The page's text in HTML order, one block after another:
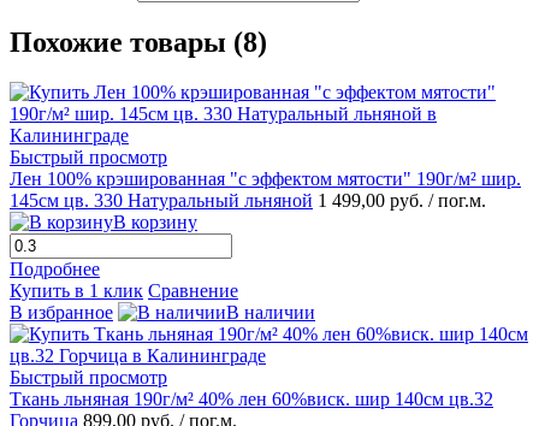
Похожие товары (8)
Быстрый просмотр
Лен 100% крэшированная "с эффектом мятости" 190г/м² шир.
145см цв. 330 Натуральный льняной 1 499,00 руб. / пог.м.
В корзину
Подробнее
Купить в 1 клик Сравнение
В избранное
В наличии
Быстрый просмотр
Ткань льняная 190г/м² 40% лен 60%виск. шир 140см цв.32
Горчица 899,00 руб. / пог.м.